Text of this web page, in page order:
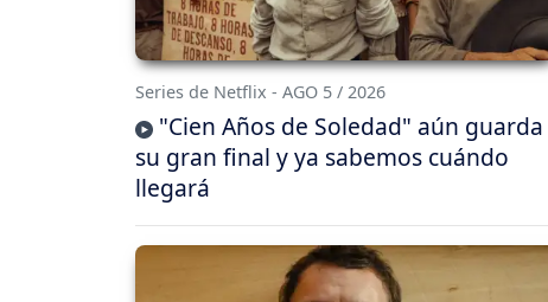
Series de Netflix - AGO 5 / 2026
"Cien Años de Soledad" aún guarda
su gran final y ya sabemos cuándo
llegará